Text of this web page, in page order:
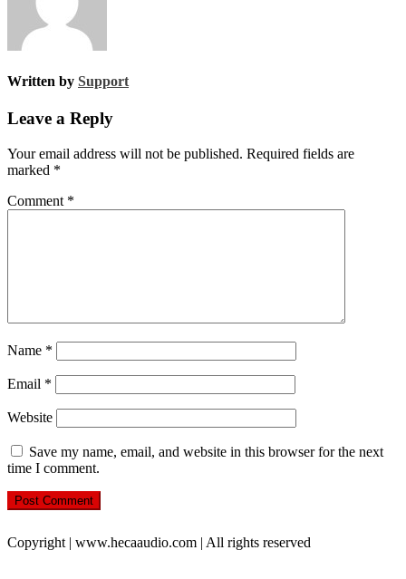
Written by Support
Leave a Reply
Your email address will not be published. Required fields are
marked *
Comment *
Name *
Email *
Website
Save my name, email, and website in this browser for the next
time I comment.
Copyright | www.hecaaudio.com | All rights reserved